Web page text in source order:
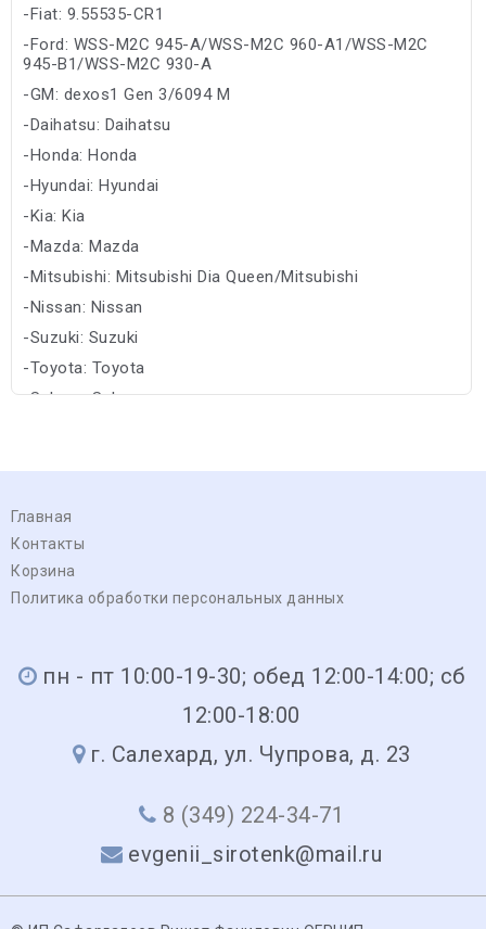
-Fiat: 9.55535-CR1
-Ford: WSS-M2C 945-A/WSS-M2C 960-A1/WSS-M2C
945-B1/WSS-M2C 930-A
-GM: dexos1 Gen 3/6094 M
-Daihatsu: Daihatsu
-Honda: Honda
-Hyundai: Hyundai
-Kia: Kia
-Mazda: Mazda
-Mitsubishi: Mitsubishi Dia Queen/Mitsubishi
-Nissan: Nissan
-Suzuki: Suzuki
-Toyota: Toyota
-Subaru: Subaru
Главная
Контакты
Корзина
Политика обработки персональных данных
пн - пт 10:00-19-30; обед 12:00-14:00; сб
12:00-18:00
г. Салехард, ул. Чупрова, д. 23
8 (349) 224-34-71
evgenii_sirotenk@mail.ru